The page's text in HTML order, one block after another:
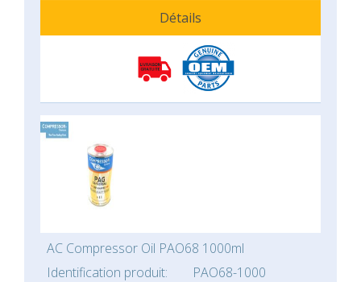
Détails
AC Compressor Oil PAO68 1000ml
Identification produit:
PAO68-1000